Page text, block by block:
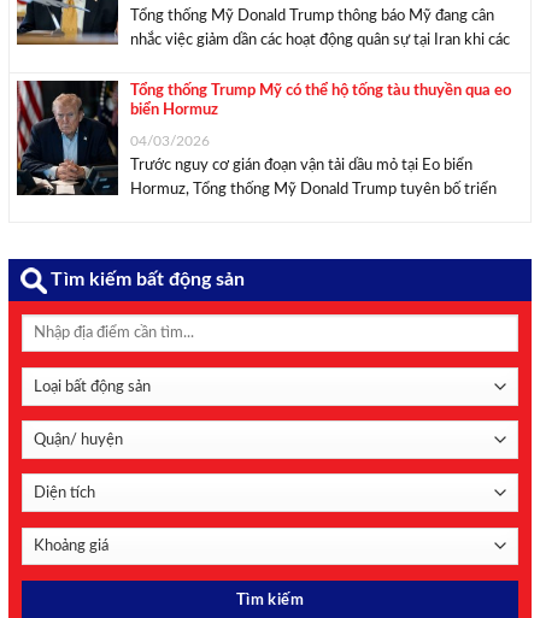
Tổng thống Mỹ Donald Trump thông báo Mỹ đang cân
nhắc việc giảm dần các hoạt động quân sự tại Iran khi các
đang tiến rất gần tới việc hoàn thành các mục tiêu ...
Tổng thống Trump Mỹ có thể hộ tống tàu thuyền qua eo
biển Hormuz
04/03/2026
Trước nguy cơ gián đoạn vận tải dầu mỏ tại Eo biển
Hormuz, Tổng thống Mỹ Donald Trump tuyên bố triển
Tìm kiếm bất động sản